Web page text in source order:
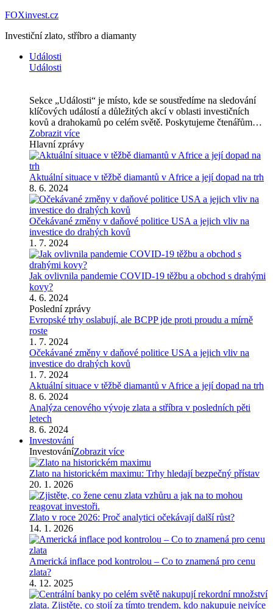
FOXinvest.cz
Investiční zlato, stříbro a diamanty
Události
Události
Sekce „Události“ je místo, kde se soustředíme na sledování
klíčových událostí a důležitých akcí v oblasti investičních
kovů a drahokamů po celém světě. Poskytujeme čtenářům…
Zobrazit více
Hlavní zprávy
Aktuální situace v těžbě diamantů v Africe a její dopad na trh
8. 6. 2024
Očekávané změny v daňové politice USA a jejich vliv na
investice do drahých kovů
1. 7. 2024
Jak ovlivnila pandemie COVID-19 těžbu a obchod s drahými
kovy?
4. 6. 2024
Poslední zprávy
Evropské trhy oslabují, ale BCPP jde proti proudu a mírně
roste
1. 7. 2024
Očekávané změny v daňové politice USA a jejich vliv na
investice do drahých kovů
1. 7. 2024
Aktuální situace v těžbě diamantů v Africe a její dopad na trh
8. 6. 2024
Analýza cenového vývoje zlata a stříbra v posledních pěti
letech
8. 6. 2024
Investování
InvestováníZobrazit více
Zlato na historickém maximu: Trhy hledají bezpečný přístav
20. 1. 2026
Zlato v roce 2026: Proč analytici očekávají další růst?
14. 1. 2026
Americká inflace pod kontrolou – Co to znamená pro cenu
zlata?
4. 12. 2025